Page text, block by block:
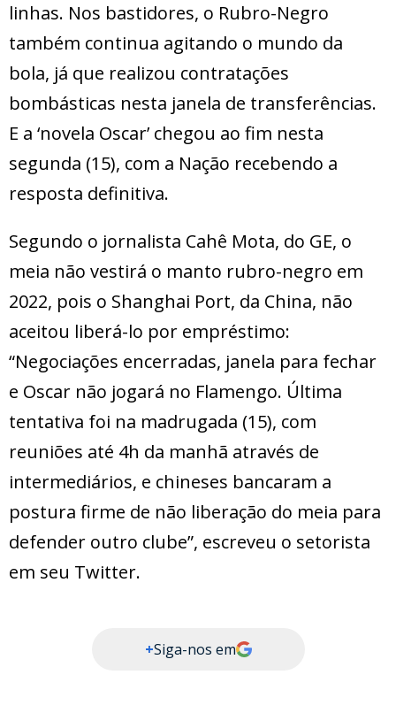
linhas. Nos bastidores, o Rubro-Negro
também continua agitando o mundo da
bola, já que realizou contratações
bombásticas nesta janela de transferências.
E a ‘novela Oscar’ chegou ao fim nesta
segunda (15), com a Nação recebendo a
resposta definitiva.
Segundo o jornalista Cahê Mota, do GE, o
meia não vestirá o manto rubro-negro em
2022, pois o Shanghai Port, da China, não
aceitou liberá-lo por empréstimo:
“Negociações encerradas, janela para fechar
e Oscar não jogará no Flamengo. Última
tentativa foi na madrugada (15), com
reuniões até 4h da manhã através de
intermediários, e chineses bancaram a
postura firme de não liberação do meia para
defender outro clube”, escreveu o setorista
em seu Twitter.
+Siga-nos em